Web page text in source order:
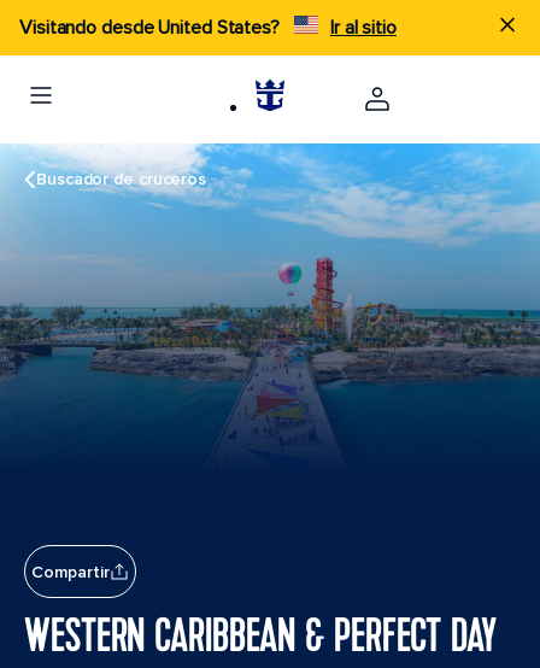
Visitando desde United States? Ir al sitio
Buscador de cruceros
Compartir
WESTERN CARIBBEAN & PERFECT DAY